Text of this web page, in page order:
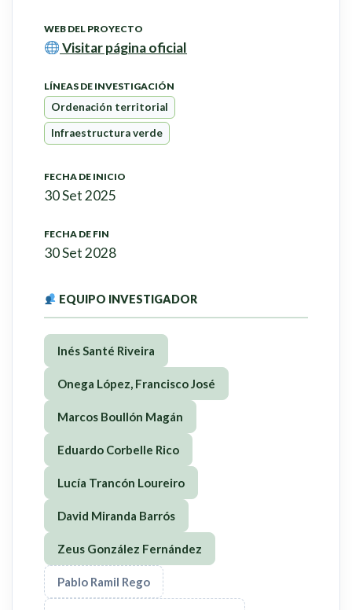
WEB DEL PROYECTO
Visitar página oficial
LÍNEAS DE INVESTIGACIÓN
Ordenación territorial
Infraestructura verde
FECHA DE INICIO
30 Set 2025
FECHA DE FIN
30 Set 2028
EQUIPO INVESTIGADOR
Inés Santé Riveira
Onega López, Francisco José
Marcos Boullón Magán
Eduardo Corbelle Rico
Lucía Trancón Loureiro
David Miranda Barrós
Zeus González Fernández
Pablo Ramil Rego